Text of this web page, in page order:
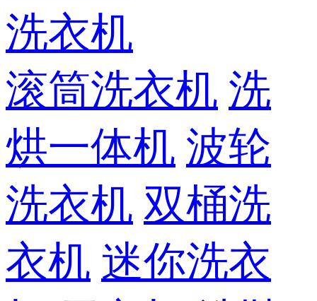
洗衣机
滚筒洗衣机 洗
烘一体机 波轮
洗衣机 双桶洗
衣机 迷你洗衣